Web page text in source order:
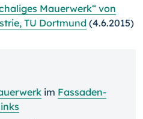
Mauerwerk“ von
TU Dortmund (4.6.2015)
im Fassaden-